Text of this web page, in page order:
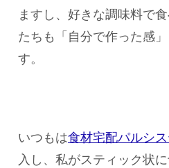
ますし、好きな調味料で
たちも「自分で作った感
す。
いつもは食材宅配パルシ
入し、私がスティック状